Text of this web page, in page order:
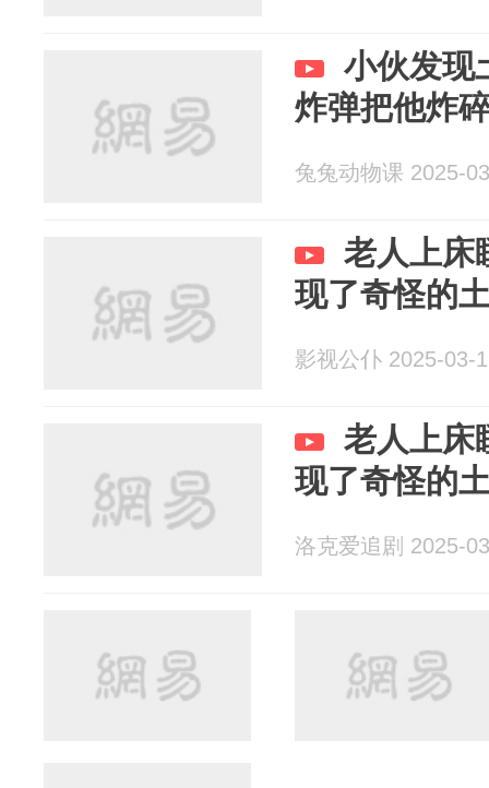
小伙发现
炸弹把他炸
兔兔动物课 2025-
老人上床
现了奇怪的
影视公仆 2025-03-
老人上床
现了奇怪的
洛克爱追剧 2025-